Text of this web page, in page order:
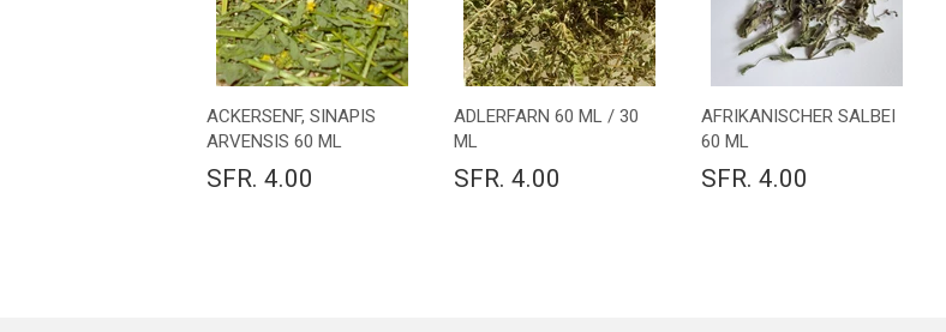
ACKERSENF, SINAPIS
ARVENSIS 60 ML
SFR. 4.00
ADLERFARN 60 ML / 30
ML
SFR. 4.00
AFRIKANISCHER SALBEI
60 ML
SFR. 4.00